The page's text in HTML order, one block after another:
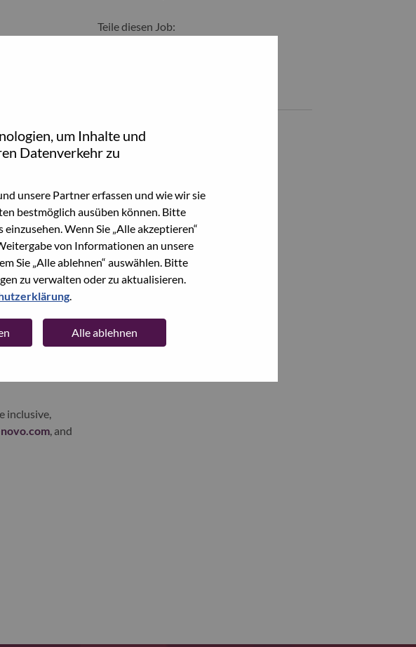
um Inhalte und
Datenverkehr zu
unsere Partner erfassen und wie wir sie
bestmöglich ausüben können. Bitte
Wenn Sie „Alle akzeptieren“
von Informationen an unsere
Sie „Alle ablehnen“ auswählen. Bitte
zu verwalten oder zu aktualisieren.
.
Alle ablehnen
Global
to deliver
with a full-
(ADR:
inclusive,
, and
Teile diesen Job:
Alle anzeigen